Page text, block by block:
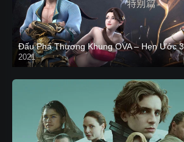
Đấu Phá Thương Khung OVA – Hẹn Ước
2021